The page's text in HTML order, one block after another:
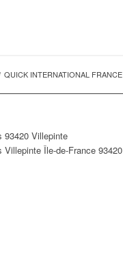
QUICK INTERNATIONAL FRANCE
93420 Villepinte
Villepinte Île-de-France 93420